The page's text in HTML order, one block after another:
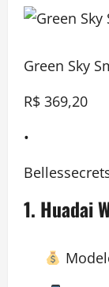
Green Sky
R$ 369,20
•
1. Huadai